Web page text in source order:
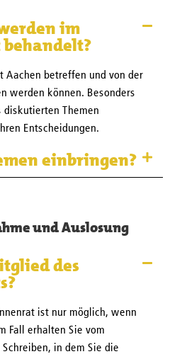
im
Aachen betreffen und von der
werden können. Besonders
diskutierten Themen
Entscheidungen.
einbringen?
und Auslosung
des
ist nur möglich, wenn
Fall erhalten Sie vom
in dem Sie die